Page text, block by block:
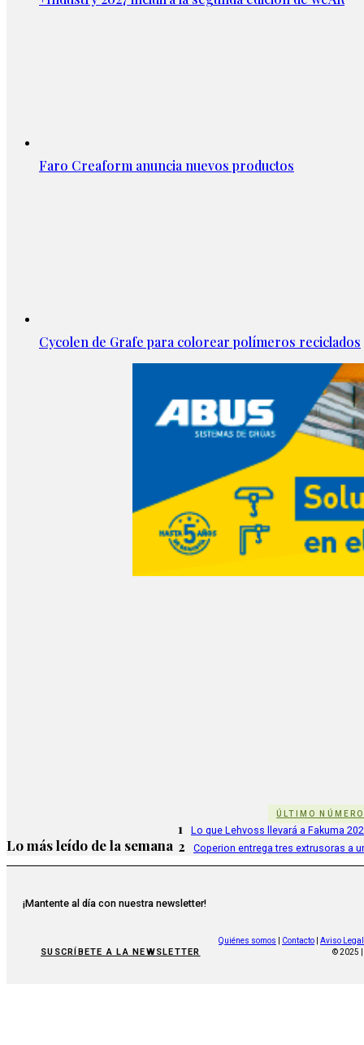
Faro Creaform anuncia nuevos productos
Cycolen de Grafe para colorear polímeros reciclados
ÚLTIMO NÚMERO
Lo más leído de la semana
1 Lo que Lehvoss llevará a Fakuma
2 Coperion entrega tres extrusoras a
¡Mantente al día con nuestra newsletter!
SUSCRÍBETE A LA NEWSLETTER
Quiénes somos Contacto
Aviso Legal
© 2025